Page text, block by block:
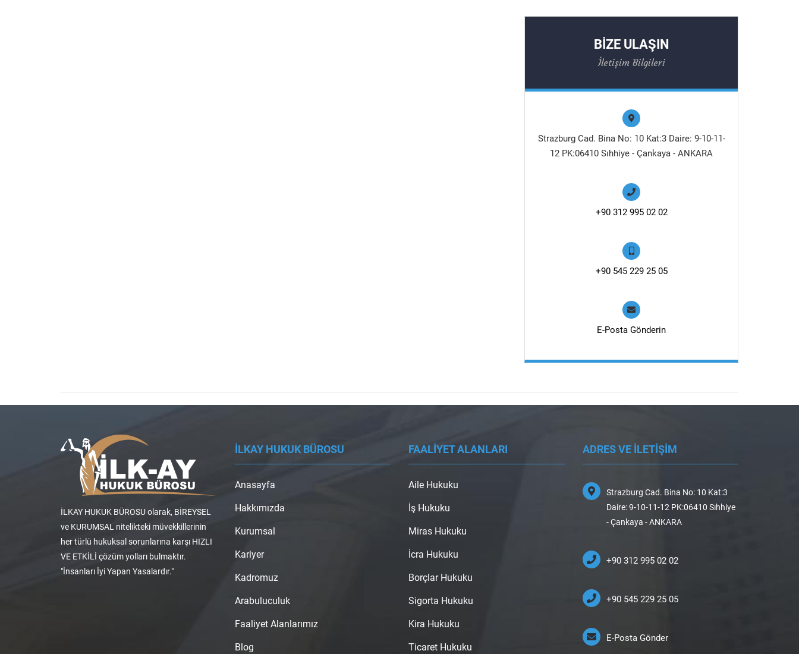
BİZE ULAŞIN
İletişim Bilgileri
Strazburg Cad. Bina No: 10 Kat:3 Daire: 9-10-11-
12 PK:06410 Sıhhiye - Çankaya - ANKARA
+90 312 995 02 02
+90 545 229 25 05
E-Posta Gönderin
İLKAY HUKUK BÜROSU olarak, BİREYSEL
ve KURUMSAL nitelikteki müvekkillerinin
her türlü hukuksal sorunlarına karşı HIZLI
VE ETKİLİ çözüm yolları bulmaktır.
"İnsanları İyi Yapan Yasalardır."
İLKAY HUKUK BÜROSU
Anasayfa
Hakkımızda
Kurumsal
Kariyer
Kadromuz
Arabuluculuk
Faaliyet Alanlarımız
Blog
FAALİYET ALANLARI
Aile Hukuku
İş Hukuku
Miras Hukuku
İcra Hukuku
Borçlar Hukuku
Sigorta Hukuku
Kira Hukuku
Ticaret Hukuku
ADRES VE İLETİŞİM
Strazburg Cad. Bina No: 10 Kat:3
Daire: 9-10-11-12 PK:06410 Sıhhiye
- Çankaya - ANKARA
+90 312 995 02 02
+90 545 229 25 05
E-Posta Gönder